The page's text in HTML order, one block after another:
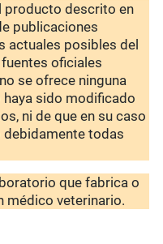
producto descrito en
publicaciones
actuales posibles del
oficiales
se ofrece ninguna
sido modificado
ni de que en su caso
debidamente todas
que fabrica o
médico veterinario.